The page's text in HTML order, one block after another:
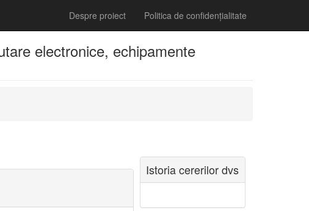
Despre proiect Politica de confidențialitate
electronice, echipamente
Istoria cererilor dvs